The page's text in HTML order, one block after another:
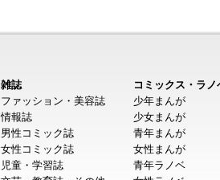
雑誌
ファッション・美容誌
情報誌
男性コミック誌
女性コミック誌
児童・学習誌
コミックス・ラノ
少年まんが
少女まんが
青年まんが
女性まんが
青年ラノベ